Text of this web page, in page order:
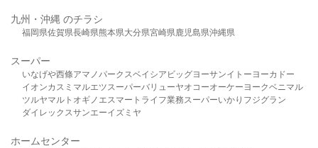
九州・沖縄 のチラシ
福岡県佐賀県長崎県熊本県大分県宮崎県鹿児島県沖縄県
スーパー
いなげや西條アマノパークスベイシア ビッグヨーサンイトーヨーカドー
イオンカスミ マルエツスーパーバリューヤオコーオーケー ヨークベニマル
ツルヤマルト オギノ エスマート ライフ業務スーパーいかり フジグラン
ダイレックスサンエーイズミヤ
ホームセンター